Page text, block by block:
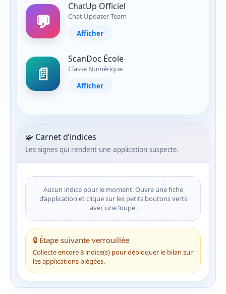
💬
ChatUp Officiel
Chat Updater Team
Afficher
📄
ScanDoc École
Classe Numérique
Afficher
🧩 Carnet d’indices
Les signes qui rendent une application suspecte.
Aucun indice pour le moment. Ouvre une fiche
d’application et clique sur les petits boutons verts
avec une loupe.
🔒 Étape suivante verrouillée
Collecte encore 8 indice(s) pour débloquer le bilan sur
les applications piégées.